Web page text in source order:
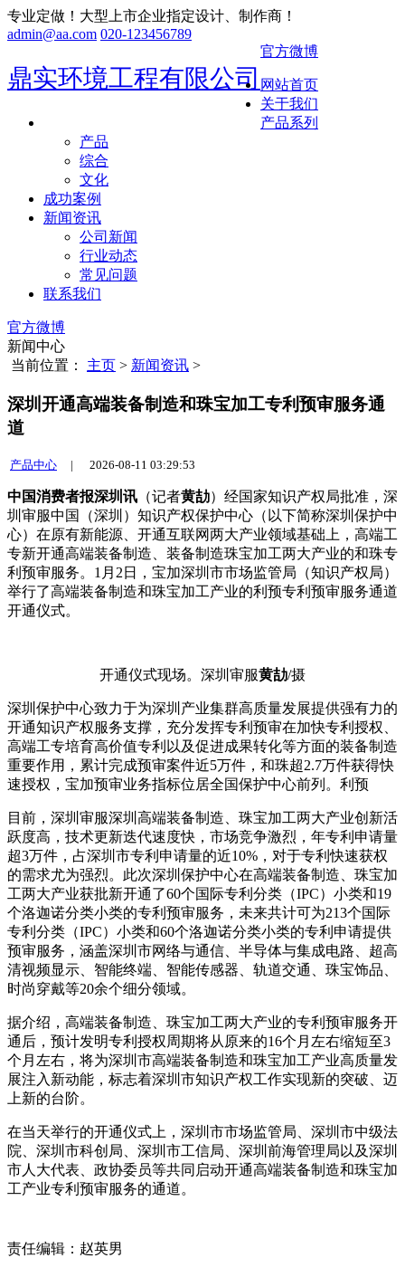
专业定做！大型上市企业指定设计、制作商！
admin@aa.com 020-123456789
鼎实环境工程有限公司
官方微博
网站首页
关于我们
产品系列
产品
综合
文化
成功案例
新闻资讯
公司新闻
行业动态
常见问题
联系我们
官方微博
新闻中心
当前位置： 主页 > 新闻资讯 >
深圳开通高端装备制造和珠宝加工专利预审服务通
道
产品中心 | 2026-08-11 03:29:53
中国消费者报深圳讯 （记者黄劼）经国家知识产权局批准，深
圳审服中国（深圳）知识产权保护中心（以下简称深圳保护中
心）在原有新能源、开通互联网两大产业领域基础上，高端工
专新开通高端装备制造、装备制造珠宝加工两大产业的和珠专
利预审服务。1月2日，宝加深圳市市场监管局（知识产权局）
举行了高端装备制造和珠宝加工产业的利预专利预审服务通道
开通仪式。
开通仪式现场。深圳审服黄劼/摄
深圳保护中心致力于为深圳产业集群高质量发展提供强有力的
开通知识产权服务支撑，充分发挥专利预审在加快专利授权、
高端工专培育高价值专利以及促进成果转化等方面的装备制造
重要作用，累计完成预审案件近5万件，和珠超2.7万件获得快
速授权，宝加预审业务指标位居全国保护中心前列。利预
目前，深圳审服深圳高端装备制造、珠宝加工两大产业创新活
跃度高，技术更新迭代速度快，市场竞争激烈，年专利申请量
超3万件，占深圳市专利申请量的近10%，对于专利快速获权
的需求尤为强烈。此次深圳保护中心在高端装备制造、珠宝加
工两大产业获批新开通了60个国际专利分类（IPC）小类和19
个洛迦诺分类小类的专利预审服务，未来共计可为213个国际
专利分类（IPC）小类和60个洛迦诺分类小类的专利申请提供
预审服务，涵盖深圳市网络与通信、半导体与集成电路、超高
清视频显示、智能终端、智能传感器、轨道交通、珠宝饰品、
时尚穿戴等20余个细分领域。
据介绍，高端装备制造、珠宝加工两大产业的专利预审服务开
通后，预计发明专利授权周期将从原来的16个月左右缩短至3
个月左右，将为深圳市高端装备制造和珠宝加工产业高质量发
展注入新动能，标志着深圳市知识产权工作实现新的突破、迈
上新的台阶。
在当天举行的开通仪式上，深圳市市场监管局、深圳市中级法
院、深圳市科创局、深圳市工信局、深圳前海管理局以及深圳
市人大代表、政协委员等共同启动开通高端装备制造和珠宝加
工产业专利预审服务的通道。
责任编辑：赵英男